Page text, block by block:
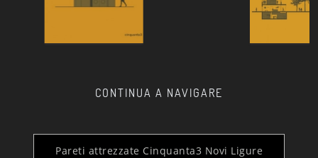
CONTINUA A NAVIGARE
Pareti attrezzate Cinquanta3 Novi Ligure